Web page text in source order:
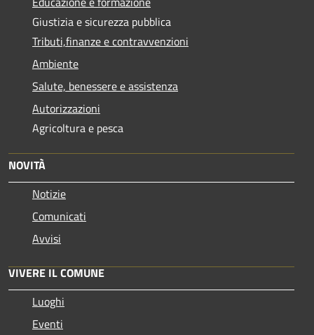
Giustizia e sicurezza pubblica
Tributi,finanze e contravvenzioni
Ambiente
Salute, benessere e assistenza
Autorizzazioni
Agricoltura e pesca
NOVITÀ
Notizie
Comunicati
Avvisi
VIVERE IL COMUNE
Luoghi
Eventi